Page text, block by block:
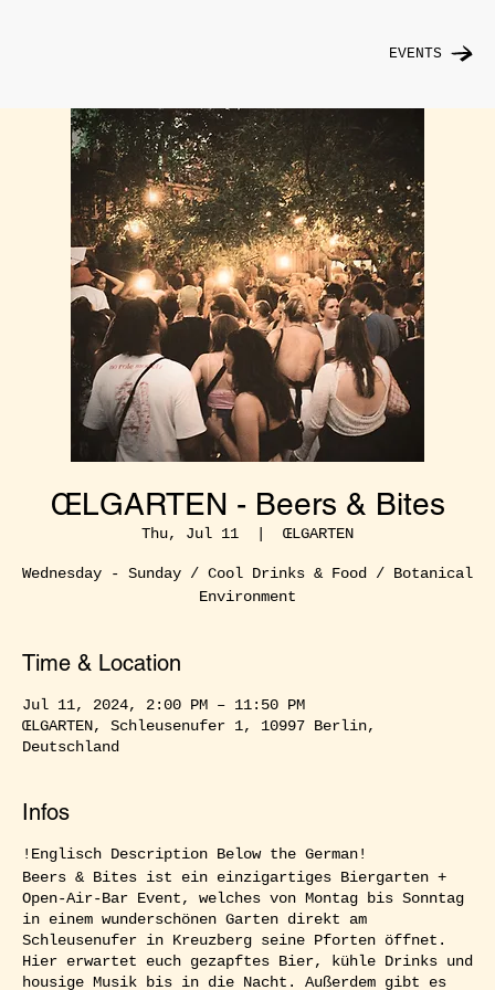
EVENTS
ŒLGARTEN - Beers & Bites
Thu, Jul 11
  |
ŒLGARTEN
Wednesday - Sunday / Cool Drinks & Food / Botanical
Environment
Time & Location
Jul 11, 2024, 2:00 PM – 11:50 PM
ŒLGARTEN, Schleusenufer 1, 10997 Berlin,
Deutschland
Infos
!Englisch Description Below the German!
Beers & Bites ist ein einzigartiges Biergarten +
Open-Air-Bar Event, welches von Montag bis Sonntag
in einem wunderschönen Garten direkt am
Schleusenufer in Kreuzberg seine Pforten öffnet.
Hier erwartet euch gezapftes Bier, kühle Drinks und
housige Musik bis in die Nacht. Außerdem gibt es